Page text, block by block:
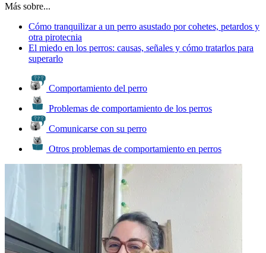
Más sobre...
Cómo tranquilizar a un perro asustado por cohetes, petardos y
otra pirotecnia
El miedo en los perros: causas, señales y cómo tratarlos para
superarlo
Comportamiento del perro
Problemas de comportamiento de los perros
Comunicarse con su perro
Otros problemas de comportamiento en perros